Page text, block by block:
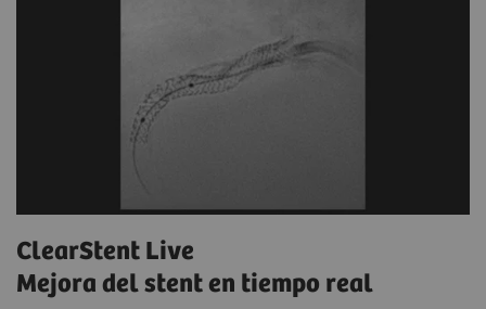
ClearStent Live
Mejora del stent en tiempo real